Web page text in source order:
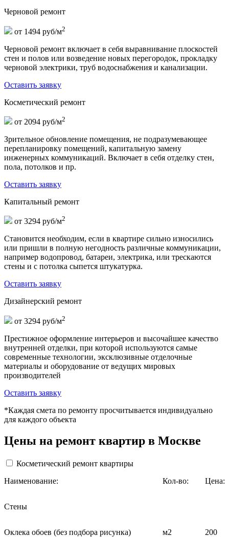
Черновой ремонт
от 1494 руб/м2
Черновой ремонт включает в себя выравнивание плоскостей
стен и полов или возведение новых перегородок, прокладку
черновой электрики, труб водоснабжения и канализации.
Оставить заявку
Косметический ремонт
от 2094 руб/м2
Зрительное обновление помещения, не подразумевающее
перепланировку помещений, капитальную замену
инженерных коммуникаций. Включает в себя отделку стен,
пола, потолков и пр.
Оставить заявку
Капитальный ремонт
от 3294 руб/м2
Становится необходим, если в квартире сильно износились
или пришли в полную негодность различные коммуникации,
например водопровод, батареи, электрика, или трескаются
стены и с потолка сыпется штукатурка.
Оставить заявку
Дизайнерский ремонт
от 3294 руб/м2
Престижное оформление интерьеров и высочайшее качество
внутренней отделки, при которой используются самые
современные технологии, эксклюзивные отделочные
материалы и оборудование от ведущих мировых
производителей
Оставить заявку
*Каждая смета по ремонту просчитывается индивидуально
для каждого объекта
Цены на ремонт квартир в Москве
Косметический ремонт квартиры
Наименование:
Кол-во: Цена:
Стены
Оклека обоев (без подбора рисунка) м2 200